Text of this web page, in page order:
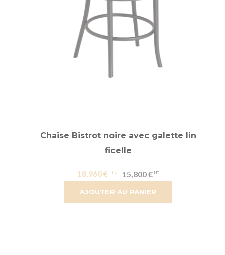
AJOUTER AU PANIER
Chaise Bistrot noire avec galette lin
ficelle
18,960 € 15,800 €